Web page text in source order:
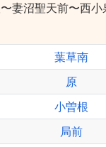
妻沼聖天前〜西
葉草南
原
小曽根
局前